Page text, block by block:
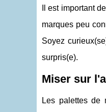
Il est important
marques peu
Soyez
surpris(e).
Miser sur
Les palettes de